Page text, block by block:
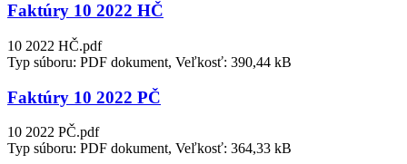
Faktúry 10 2022 HČ
10 2022 HČ.pdf
Typ súboru: PDF dokument, Veľkosť: 390,44 kB
Faktúry 10 2022 PČ
10 2022 PČ.pdf
Typ súboru: PDF dokument, Veľkosť: 364,33 kB